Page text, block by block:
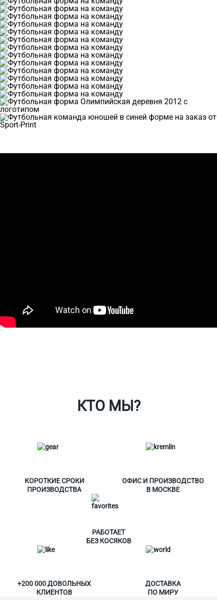
КТО МЫ?
КОРОТКИЕ СРОКИ
ПРОИЗВОДСТВА
ОФИС И ПРОИЗВОДСТВО
В МОСКВЕ
РАБОТАЕТ
БЕЗ КОСЯКОВ
+200 000 ДОВОЛЬНЫХ
КЛИЕНТОВ
ДОСТАВКА
ПО МИРУ